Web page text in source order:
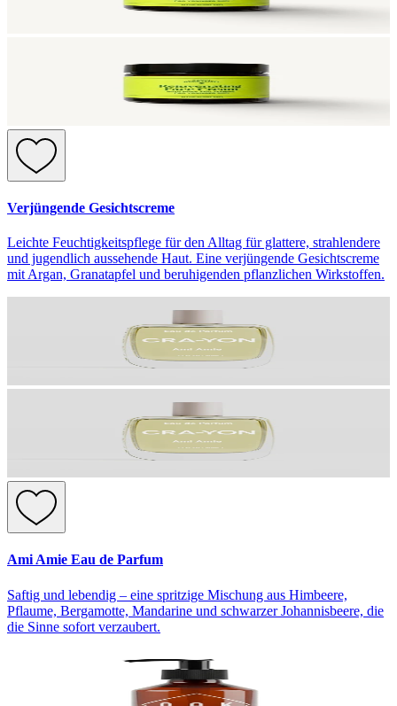
Verjüngende Gesichtscreme
Leichte Feuchtigkeitspflege für den Alltag für glattere, strahlendere
und jugendlich aussehende Haut. Eine verjüngende Gesichtscreme
mit Argan, Granatapfel und beruhigenden pflanzlichen Wirkstoffen.
Ami Amie Eau de Parfum
Saftig und lebendig – eine spritzige Mischung aus Himbeere,
Pflaume, Bergamotte, Mandarine und schwarzer Johannisbeere, die
die Sinne sofort verzaubert.